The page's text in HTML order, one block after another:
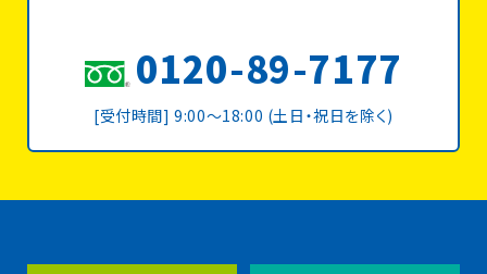
0120-89-7177
[受付時間] 9:00〜18:00 (土日・祝日を除く)